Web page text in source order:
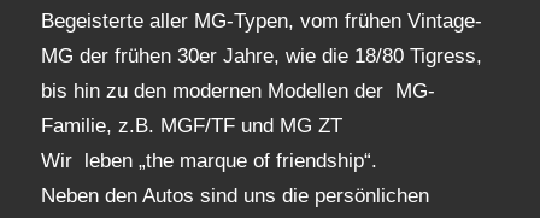
Begeisterte aller MG-Typen, vom frühen Vintage-
MG der frühen 30er Jahre, wie die 18/80 Tigress,
bis hin zu den modernen Modellen der MG-
Familie, z.B. MGF/TF und MG ZT
Wir leben „the marque of friendship“.
Neben den Autos sind uns die persönlichen